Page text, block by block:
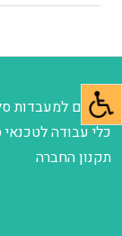
חלקים למעבדות
כלי עבודה לטכנאי
תקנון החברה